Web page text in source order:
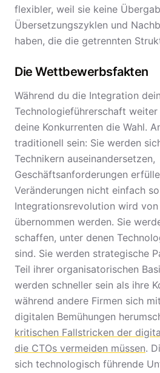
flexibler, weil sie keine
Übersetzungszyklen und
haben, die die getrennten
Die Wettbewerbsfakten
Während du die Integration
Technologieführerschaft
deine Konkurrenten die Wahl.
traditionell sein: Sie werden
Technikern auseinandersetzen,
Geschäftsanforderungen
Veränderungen nicht einfach
Integrationsrevolution wird von
übernommen werden. Sie
schaffen, unter denen
sind. Sie werden strategische
Teil ihrer organisatorischen
werden schneller sein als ihre
während andere Firmen sich
digitalen Bemühungen
kritischen Fallstricken der
die CTOs vermeiden müssen.
sich technologisch führende